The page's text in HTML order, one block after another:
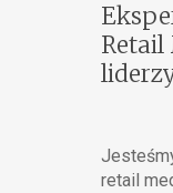
retail